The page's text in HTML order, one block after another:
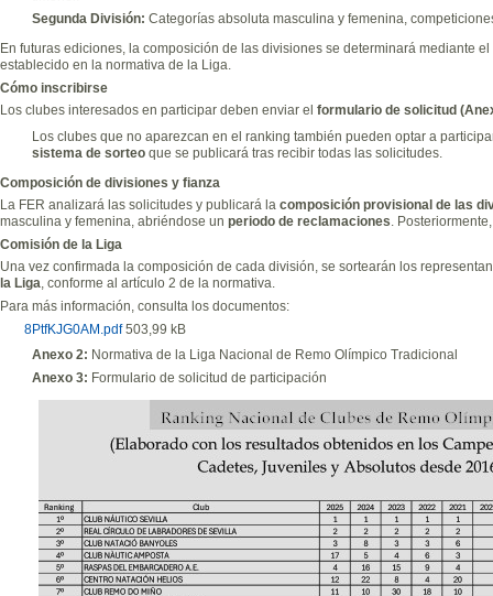
Segunda División: Categorías absoluta masculina y femenina,
En futuras ediciones, la composición de las divisiones se determinará mediante
establecido en la normativa de la Liga.
Cómo inscribirse
Los clubes interesados en participar deben enviar el formulario de solicitud
Los clubes que no aparezcan en el ranking también pueden optar a
sistema de sorteo que se publicará tras recibir todas las solicitudes.
Composición de divisiones y fianza
La FER analizará las solicitudes y publicará la composición provisional de las
masculina y femenina, abriéndose un periodo de reclamaciones.
Comisión de la Liga
Una vez confirmada la composición de cada división, se sortearán los
la Liga, conforme al artículo 2 de la normativa.
Para más información, consulta los documentos:
8PtfKJG0AM.pdf503,99 kB
Anexo 2: Normativa de la Liga Nacional de Remo Olímpico Tradicional
Anexo 3: Formulario de solicitud de participación